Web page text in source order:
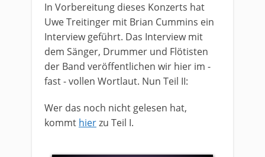
​In Vorbereitung dieses Konzerts hat
Uwe Treitinger mit Brian Cummins​ ein
Interview geführt. Das Interview mit
dem Sänger, Drummer und Flötisten
der Band veröffentlichen wir hier im -
fast - vollen Wortlaut. Nun Teil II:
Wer das noch nicht gelesen hat,
kommt hierzu Teil I.